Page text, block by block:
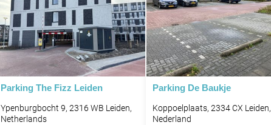
P
Parking The Fizz Leiden
Ypenburgbocht 9, 2316 WB Leiden,
Netherlands
Parking De Baukje
Koppoelplaats, 2334 CX Leiden,
Nederland